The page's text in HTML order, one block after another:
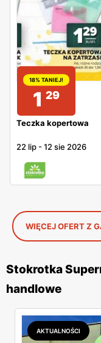
18% TANIEJ!
1 29
Teczka kopertowa
22 lip -12 sie 2026
WIĘCEJ OFERT Z
Stokrotka
handlowe
AKTUALNOŚCI